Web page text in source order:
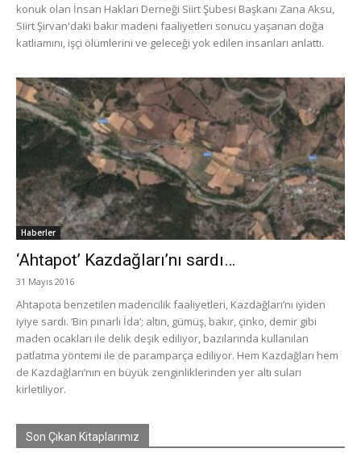
konuk olan İnsan Hakları Derneği Siirt Şubesi Başkanı Zana Aksu,
Siirt Şirvan'daki bakır madeni faaliyetleri sonucu yaşanan doğa
katliamını, işçi ölümlerini ve geleceği yok edilen insanları anlattı.
Haberler
‘Ahtapot’ Kazdağları’nı sardı…
31 Mayıs 2016
Ahtapota benzetilen madencilik faaliyetleri, Kazdağları’nı iyiden
iyiye sardı. ‘Bin pınarlı İda’; altın, gümüş, bakır, çinko, demir gibi
maden ocakları ile delik deşik ediliyor, bazılarında kullanılan
patlatma yöntemi ile de paramparça ediliyor. Hem Kazdağları hem
de Kazdağları’nın en büyük zenginliklerinden yer altı suları
kirletiliyor.
Son Çıkan Kitaplarımız